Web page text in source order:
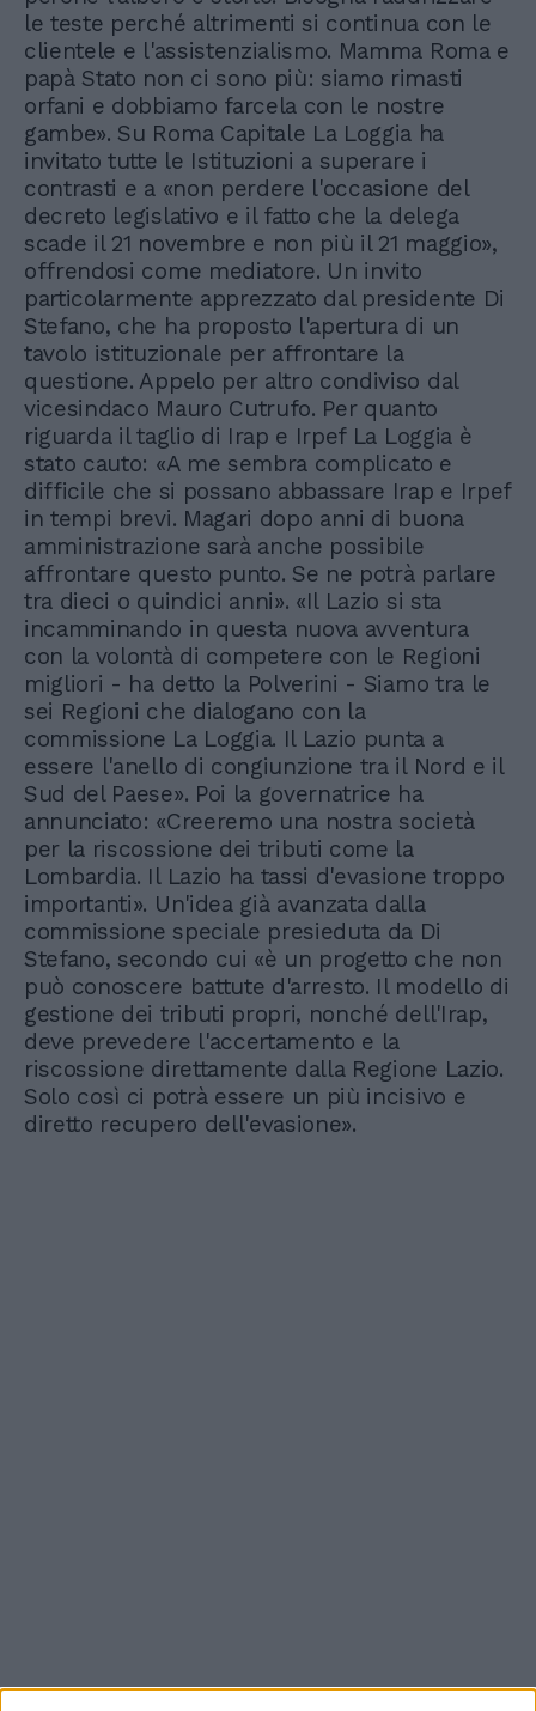
le teste perché altrimenti si continua con le
clientele e l'assistenzialismo. Mamma Roma e
papà Stato non ci sono più: siamo rimasti
orfani e dobbiamo farcela con le nostre
gambe». Su Roma Capitale La Loggia ha
invitato tutte le Istituzioni a superare i
contrasti e a «non perdere l'occasione del
decreto legislativo e il fatto che la delega
scade il 21 novembre e non più il 21 maggio»,
offrendosi come mediatore. Un invito
particolarmente apprezzato dal presidente Di
Stefano, che ha proposto l'apertura di un
tavolo istituzionale per affrontare la
questione. Appelo per altro condiviso dal
vicesindaco Mauro Cutrufo. Per quanto
riguarda il taglio di Irap e Irpef La Loggia è
stato cauto: «A me sembra complicato e
difficile che si possano abbassare Irap e Irpef
in tempi brevi. Magari dopo anni di buona
amministrazione sarà anche possibile
affrontare questo punto. Se ne potrà parlare
tra dieci o quindici anni». «Il Lazio si sta
incamminando in questa nuova avventura
con la volontà di competere con le Regioni
migliori - ha detto la Polverini - Siamo tra le
sei Regioni che dialogano con la
commissione La Loggia. Il Lazio punta a
essere l'anello di congiunzione tra il Nord e il
Sud del Paese». Poi la governatrice ha
annunciato: «Creeremo una nostra società
per la riscossione dei tributi come la
Lombardia. Il Lazio ha tassi d'evasione troppo
importanti». Un'idea già avanzata dalla
commissione speciale presieduta da Di
Stefano, secondo cui «è un progetto che non
può conoscere battute d'arresto. Il modello di
gestione dei tributi propri, nonché dell'Irap,
deve prevedere l'accertamento e la
riscossione direttamente dalla Regione Lazio.
Solo così ci potrà essere un più incisivo e
diretto recupero dell'evasione».